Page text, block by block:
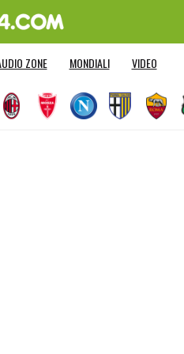
ZONE MONDIALI VIDEO